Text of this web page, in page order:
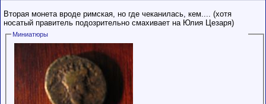
Вторая монета вроде римская, но где чеканилась, кем.... (хотя
носатый правитель подозрительно смахивает на Юлия Цезаря)
Миниатюры